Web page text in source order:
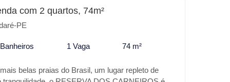
piscina * Brinquedoteca * Espaço Gourmet *
* Cafeteria * Lojas * Winebar * Churrasqueira *
* Sauna * Quadra de Beach Tênis * Quadra
com 2 quartos, 74m²
PE
1 Vaga 74 m²
belas praias do Brasil, um lugar repleto de